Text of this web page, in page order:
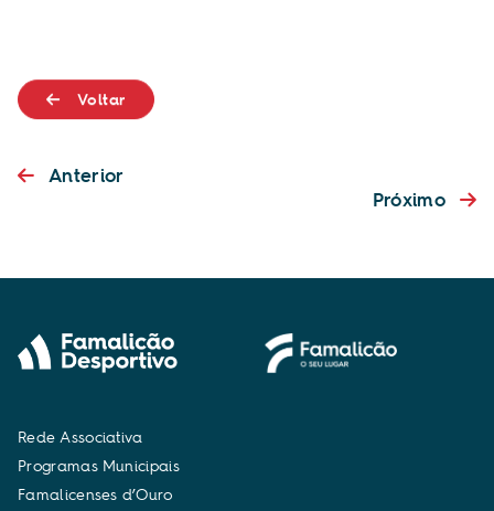
Voltar
Anterior
Próximo
Rede Associativa
Programas Municipais
Famalicenses d’Ouro